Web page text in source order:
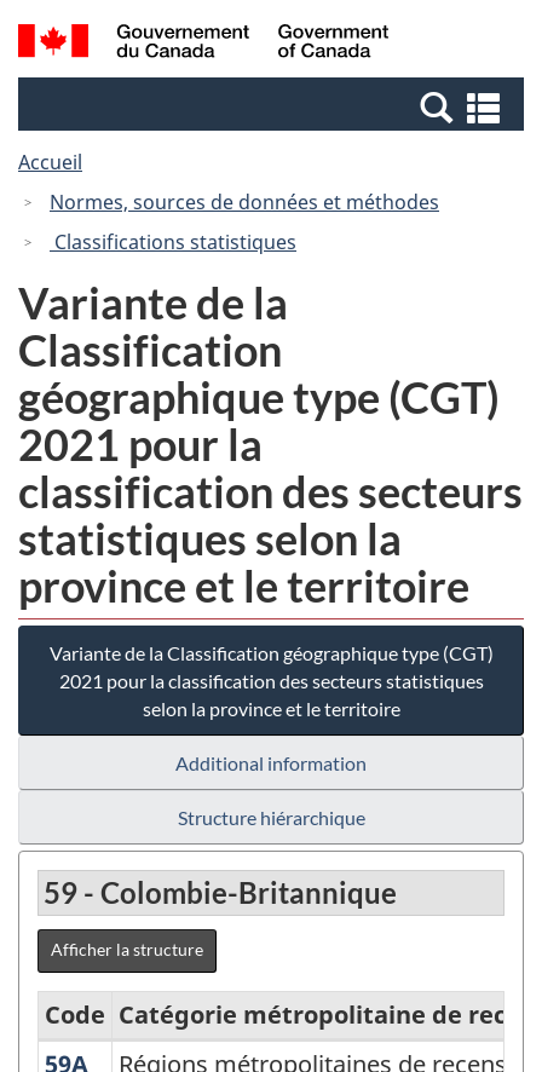
Passer
au
Passer
à
Canada
Recherche
et
et
Accueil
Normes, sources de données et méthodes
Classifications statistiques
Variante de la
Classification
géographique type (CGT)
2021 pour la
classification des secteurs
statistiques selon la
province et le territoire
Variante de la Classification géographique type (CGT)
2021 pour la classification des secteurs statistiques
selon la province et le territoire
Additional information
Structure hiérarchique
59 - Colombie-Britannique
Afficher la structure
Code Catégorie métropolitaine de
59A Régions métropolitaines de
Régions métropolitaines de